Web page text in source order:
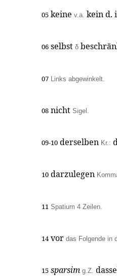
05 keine v.a. kein d.
06 selbst δ
07 Links abgewinkelt.
08 nicht Sigel.
09-10 derselben Kr.:
10 darzulegen
11 Spatium 4 Zeilen.
14 vor das Folgende in
15 sparsim g.Z.